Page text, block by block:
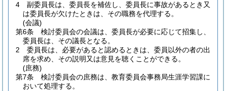
4
副委員長は、委員長を補佐し、委員長に事故があるとき又
は委員長が欠けたときは、その職務を代理する。
(会議)
第6条
検討委員会の会議は、委員長が必要に応じて招集し、
委員長は、その議長となる。
2
委員長は、必要があると認めるときは、委員以外の者の出
席を求め、その説明又は意見を聴くことができる。
(庶務)
第7条
検討委員会の庶務は、教育委員会事務局生涯学習課に
おいて処理する。